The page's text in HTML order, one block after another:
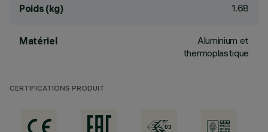
Poids (kg) 1.68
Matériel
Aluminium et
thermoplastique
CERTIFICATIONS PRODUIT